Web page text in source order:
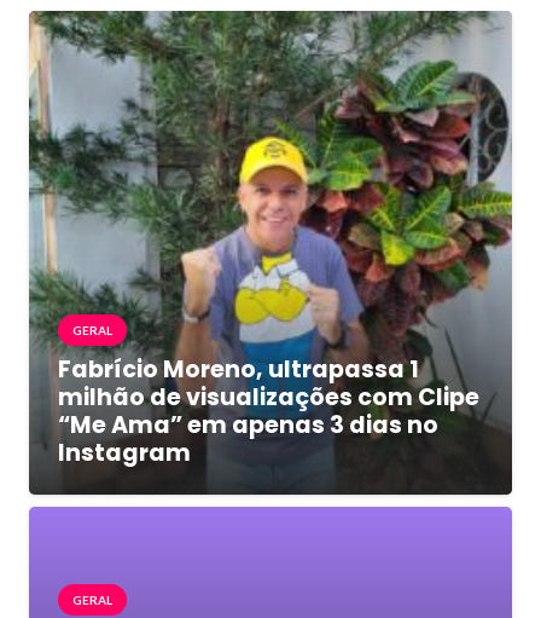
GERAL
Fabrício Moreno, ultrapassa 1
milhão de visualizações com Clipe
“Me Ama” em apenas 3 dias no
Instagram
GERAL